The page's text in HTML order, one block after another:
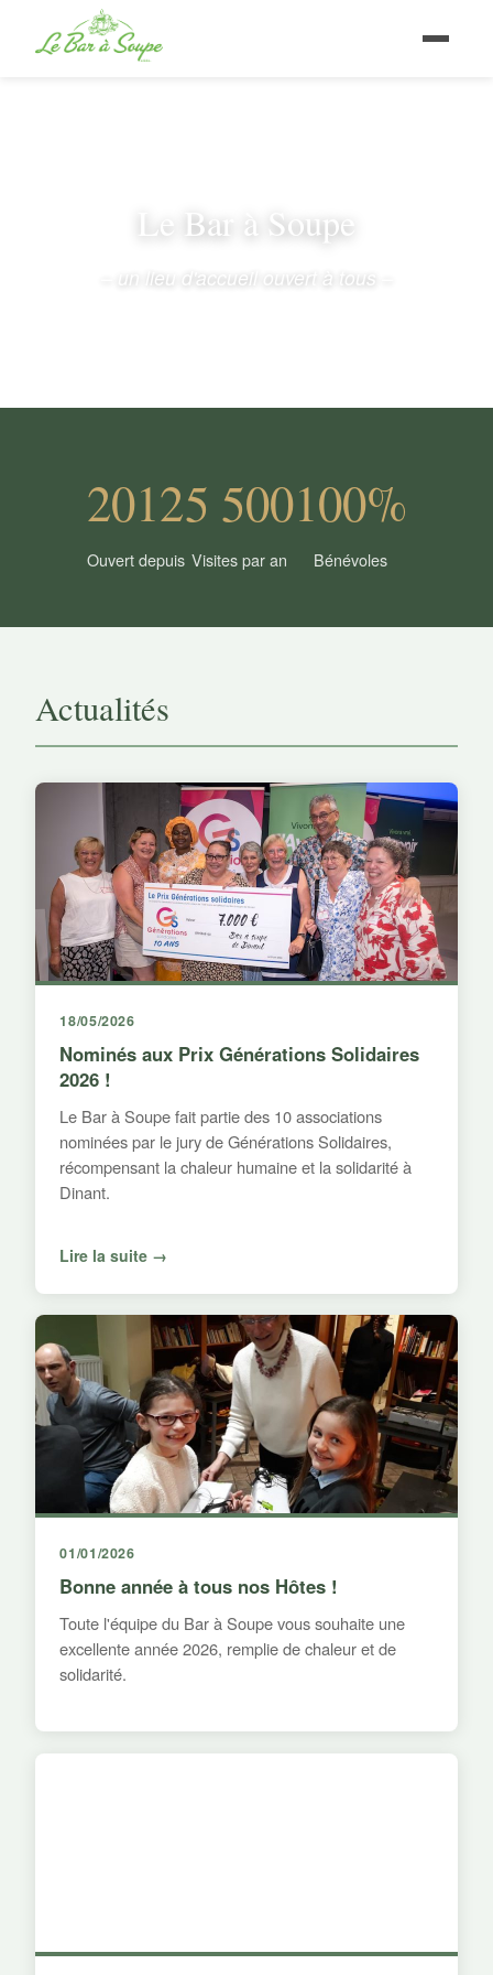
Le Bar à Soupe
– un lieu d'accueil ouvert à tous –
2012
Ouvert depuis
5 500
Visites par an
100%
Bénévoles
Actualités
18/05/2026
Nominés aux Prix Générations Solidaires
2026 !
Le Bar à Soupe fait partie des 10 associations
nominées par le jury de Générations Solidaires,
récompensant la chaleur humaine et la solidarité à
Dinant.
Lire la suite →
01/01/2026
Bonne année à tous nos Hôtes !
Toute l'équipe du Bar à Soupe vous souhaite une
excellente année 2026, remplie de chaleur et de
solidarité.